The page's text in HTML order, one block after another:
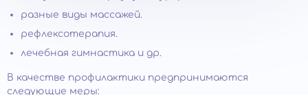
разные виды массажей.
рефлексотерапия.
лечебная гимнастика и др.
В качестве профилактики предпринимаются
следующие меры: